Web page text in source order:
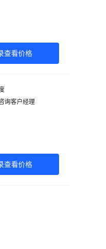
查看价格
询客户经理
查看价格